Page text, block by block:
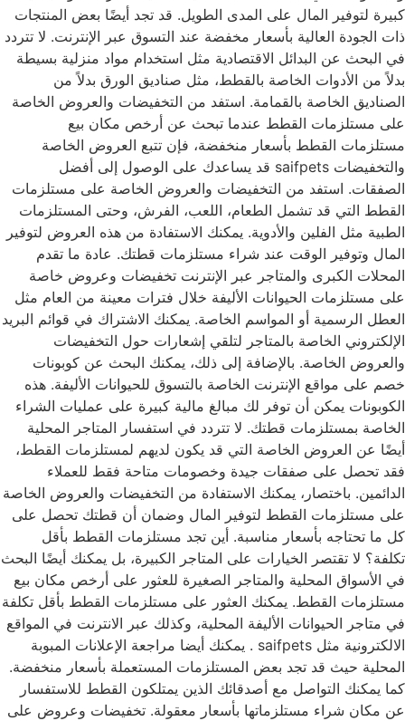
كبيرة لتوفير المال على المدى الطويل. قد تجد أيضًا بعض المنتجات
ذات الجودة العالية بأسعار مخفضة عند التسوق عبر الإنترنت. لا تتردد
في البحث عن البدائل الاقتصادية مثل استخدام مواد منزلية بسيطة
بدلاً من الأدوات الخاصة بالقطط، مثل صناديق الورق بدلاً من
الصناديق الخاصة بالقمامة. استفد من التخفيضات والعروض الخاصة
على مستلزمات القطط عندما تبحث عن أرخص مكان بيع
مستلزمات القطط بأسعار منخفضة، فإن تتبع العروض الخاصة
والتخفيضات saifpets قد يساعدك على الوصول إلى أفضل
الصفقات. استفد من التخفيضات والعروض الخاصة على مستلزمات
القطط التي قد تشمل الطعام، اللعب، الفرش، وحتى المستلزمات
الطبية مثل الفلين والأدوية. يمكنك الاستفادة من هذه العروض لتوفير
المال وتوفير الوقت عند شراء مستلزمات قطتك. عادة ما تقدم
المحلات الكبرى والمتاجر عبر الإنترنت تخفيضات وعروض خاصة
على مستلزمات الحيوانات الأليفة خلال فترات معينة من العام مثل
العطل الرسمية أو المواسم الخاصة. يمكنك الاشتراك في قوائم البريد
الإلكتروني الخاصة بالمتاجر لتلقي إشعارات حول التخفيضات
والعروض الخاصة. بالإضافة إلى ذلك، يمكنك البحث عن كوبونات
خصم على مواقع الإنترنت الخاصة بالتسوق للحيوانات الأليفة. هذه
الكوبونات يمكن أن توفر لك مبالغ مالية كبيرة على عمليات الشراء
الخاصة بمستلزمات قطتك. لا تتردد في استفسار المتاجر المحلية
أيضًا عن العروض الخاصة التي قد يكون لديهم لمستلزمات القطط،
فقد تحصل على صفقات جيدة وخصومات متاحة فقط للعملاء
الدائمين. باختصار، يمكنك الاستفادة من التخفيضات والعروض الخاصة
على مستلزمات القطط لتوفير المال وضمان أن قطتك تحصل على
كل ما تحتاجه بأسعار مناسبة. أين تجد مستلزمات القطط بأقل
تكلفة؟ لا تقتصر الخيارات على المتاجر الكبيرة، بل يمكنك أيضًا البحث
في الأسواق المحلية والمتاجر الصغيرة للعثور على أرخص مكان بيع
مستلزمات القطط. يمكنك العثور على مستلزمات القطط بأقل تكلفة
في متاجر الحيوانات الأليفة المحلية، وكذلك عبر الانترنت في المواقع
الالكترونية مثل saifpets . يمكنك أيضا مراجعة الإعلانات المبوبة
المحلية حيث قد تجد بعض المستلزمات المستعملة بأسعار منخفضة.
كما يمكنك التواصل مع أصدقائك الذين يمتلكون القطط للاستفسار
عن مكان شراء مستلزماتها بأسعار معقولة. تخفيضات وعروض على